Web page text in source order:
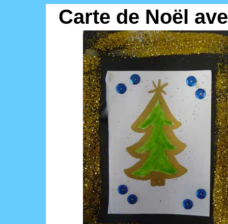
Carte de Noël